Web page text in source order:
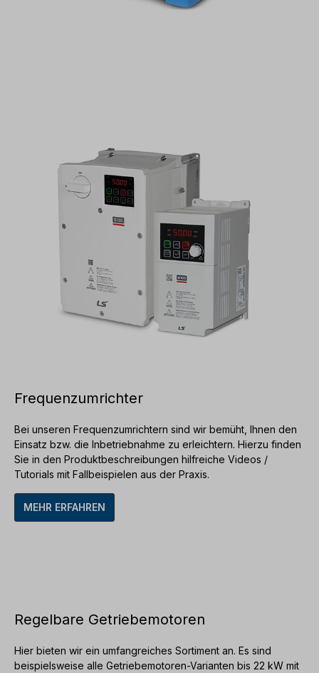
Frequenzumrichter
Bei unseren Frequenzumrichtern sind wir bemüht, Ihnen den
Einsatz bzw. die Inbetriebnahme zu erleichtern. Hierzu finden
Sie in den Produktbeschreibungen hilfreiche Videos /
Tutorials mit Fallbeispielen aus der Praxis.
MEHR ERFAHREN
Regelbare Getriebemotoren
Hier bieten wir ein umfangreiches Sortiment an. Es sind
beispielsweise alle Getriebemotoren-Varianten bis 22 kW mit